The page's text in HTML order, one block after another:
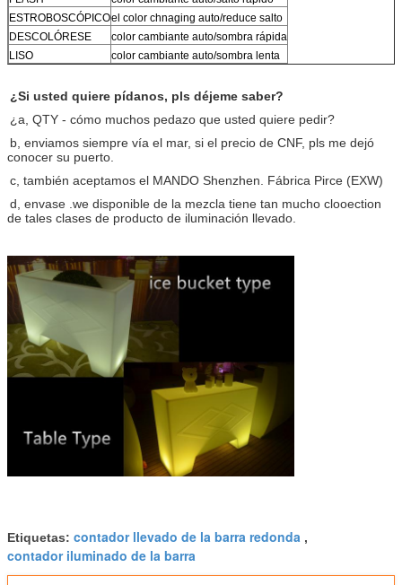
ESTROBOSCÓPICOel color chnaging auto/reduce salto
DESCOLÓRESE
color cambiante auto/sombra rápida
LISO
color cambiante auto/sombra lenta
¿Si usted quiere pídanos, pls déjeme saber?
¿a, QTY - cómo muchos pedazo que usted quiere pedir?
b, enviamos siempre vía el mar, si el precio de CNF, pls me dejó
conocer su puerto.
c, también aceptamos el MANDO Shenzhen. Fábrica Pirce (EXW)
d, envase .we disponible de la mezcla tiene tan mucho clooection
de tales clases de producto de iluminación llevado.
Etiquetas: contador llevado de la barra redonda ,
contador iluminado de la barra